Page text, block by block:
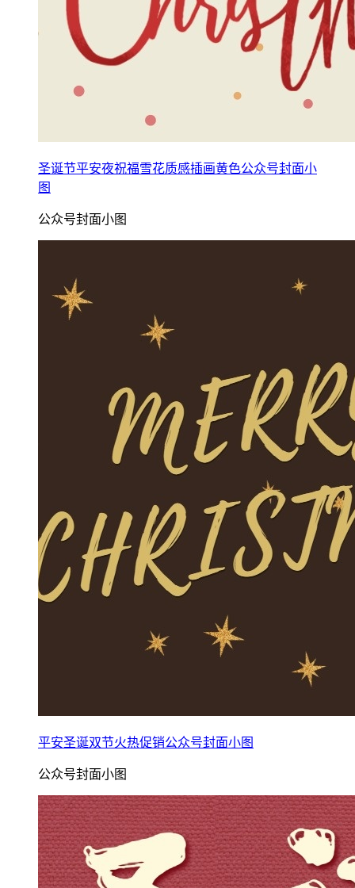
圣诞节平安夜祝福雪花质感插画黄色公众号封面小
图
公众号封面小图
平安圣诞双节火热促销公众号封面小图
公众号封面小图